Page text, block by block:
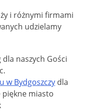
i różnymi firmami
udzielamy
naszych Gości
w Bydgoszczy dla
piękne miasto